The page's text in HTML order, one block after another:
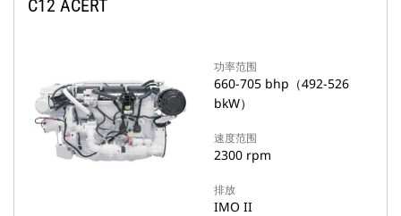
C12 ACERT
功率范围
660-705 bhp（492-526
bkW）
速度范围
2300 rpm
排放
IMO II